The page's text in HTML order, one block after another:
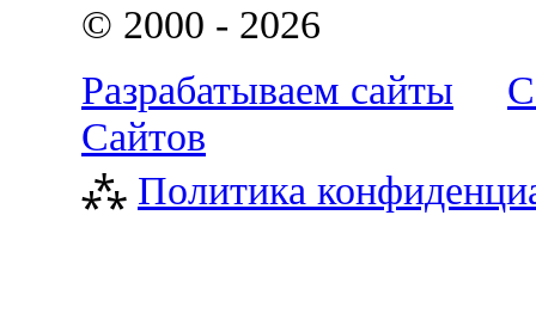
© 2000 - 2026
Разрабатываем сайты
Сайтов
⁂ Политика